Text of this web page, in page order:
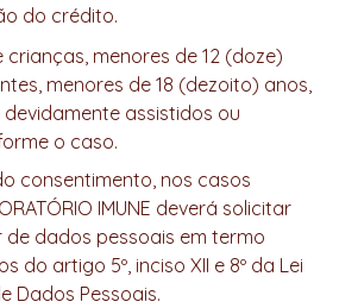
do crédito.
menores de 12 (doze)
menores de 18 (dezoito) anos,
assistidos ou
o caso.
consentimento, nos casos
IMUNE deverá solicitar
dados pessoais em termo
do artigo 5º, inciso XII e 8º da Lei
Dados Pessoais.